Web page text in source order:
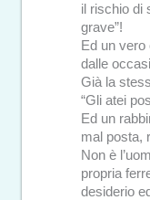
il rischio di
grave”!
Ed un
dalle
Già la
“Gli atei
Ed un
mal posta,
Non è
propria
desiderio